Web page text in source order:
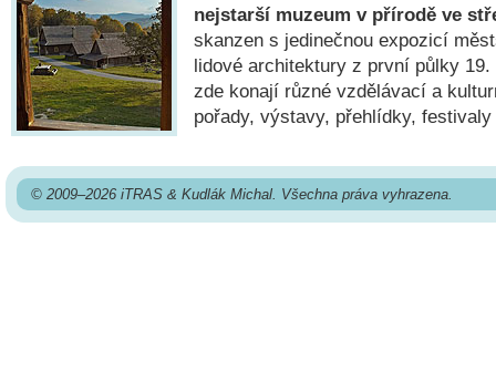
nejstarší muzeum v přírodě ve
skanzen s jedinečnou expozicí
lidové architektury z první půlky
zde konají různé vzdělávací a
pořady, výstavy, přehlídky,
© 2009–2026 iTRAS & Kudlák Michal. Všechna práva vyhrazena.